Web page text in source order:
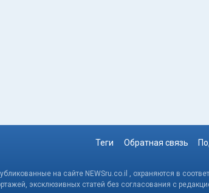
Теги Обратная связь
на сайте NEWSru.co.il , охраняются в
эксклюзивных статей без согласования с